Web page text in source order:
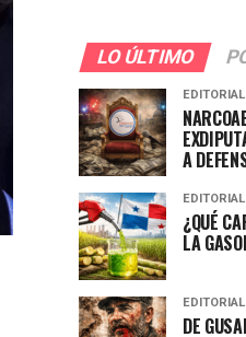
LO ÚLTIMO
EDITORIAL
A
EDITORIAL
¿QUÉ
LA
EDITORIAL
DE